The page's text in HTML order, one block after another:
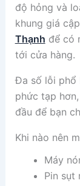
độ hỏng và
khung giá
Thạnh để có
tới cửa hàng.
Đa số lỗi phổ
phức tạp
đầu để bạn
Khi nào nên
Máy
Pin sụt